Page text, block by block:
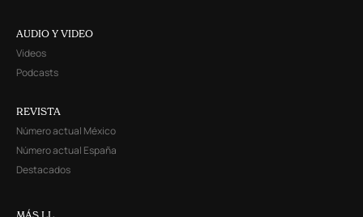
AUDIO Y VIDEO
Videos
Podcasts
REVISTA
Número actual México
Número actual España
Destacados